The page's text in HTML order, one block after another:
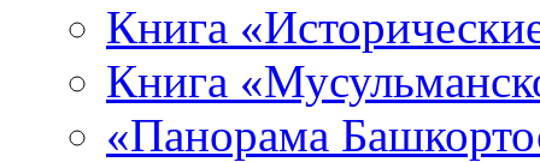
Книга
Книга
«Панорама